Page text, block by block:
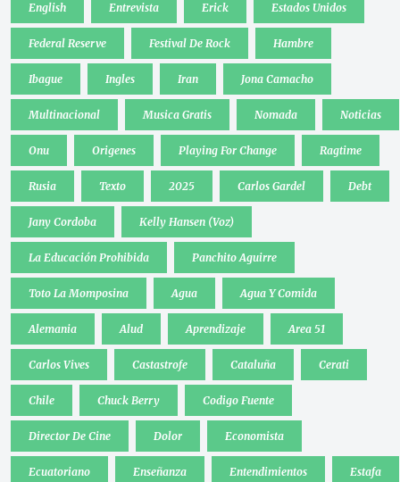
English Entrevista Erick Estados Unidos
Federal Reserve Festival De Rock Hambre
Ibague Ingles Iran Jona Camacho
Multinacional Musica Gratis Nomada Noticias
Onu Origenes Playing For Change Ragtime
Rusia Texto 2025 Carlos Gardel Debt
Jany Cordoba Kelly Hansen (Voz)
La Educación Prohibida Panchito Aguirre
Toto La Momposina Agua Agua Y Comida
Alemania Alud Aprendizaje Area 51
Carlos Vives Castastrofe Cataluña Cerati
Chile Chuck Berry Codigo Fuente
Director De Cine Dolor Economista
Ecuatoriano Enseñanza Entendimientos Estafa